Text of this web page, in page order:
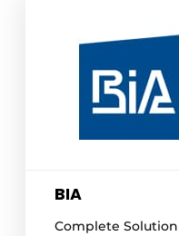
BIA
Complete